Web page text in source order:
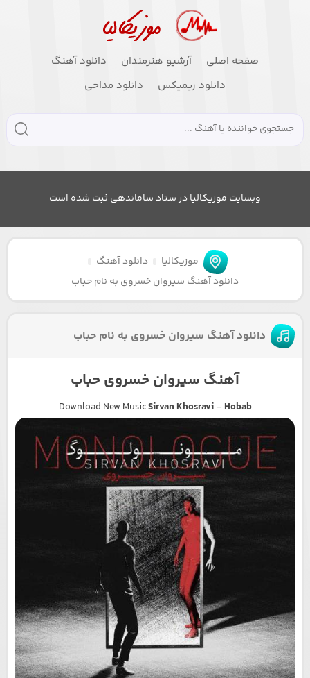
صفحه اصلی آرشیو هنرمندان
دانلود آهنگ
دانلود ریمیکس
دانلود مداحی
وبسایت موزیکالیا در ستاد ساماندهی ثبت شده است
موزیکالیا
دانلود آهنگ
دانلود آهنگ سیروان خسروی به نام حباب
دانلود آهنگ سیروان خسروی به نام حباب
آهنگ سیروان خسروی حباب
Download New MusicSirvan Khosravi– Hobab